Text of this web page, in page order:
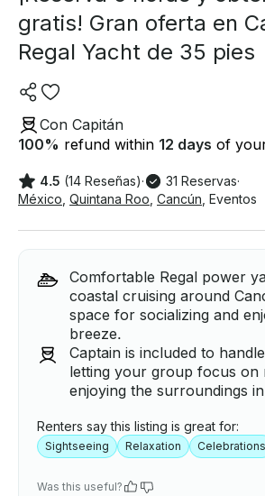
gratis! Gran oferta en
Regal Yacht de 35 pies
Con Capitán
100% refund within 12 days of
4.5 (14 Reseñas)· 31 Reservas·
México Quintana Roo Cancún Eventos
Comfortable Regal power
coastal cruising around
space for socializing and
breeze.
Captain is included to
letting your group focus on
enjoying the surroundings
Renters say this listing is great for:
Sightseeing Relaxation Celebrations
Was this useful?